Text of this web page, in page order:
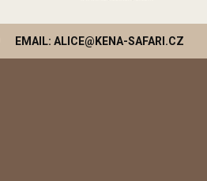
EMAIL: ALICE@KENA-SAFARI.CZ